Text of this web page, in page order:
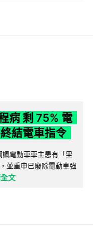
病 剩 75% 電
結電車指令
電動車車主患有「里
並重申已廢除電動車強
文